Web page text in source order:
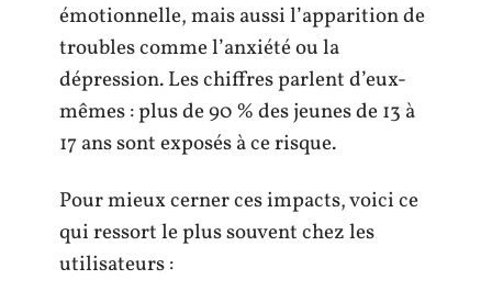
émotionnelle, mais aussi l’apparition de
troubles comme l’anxiété ou la
dépression. Les chiffres parlent d’eux-
mêmes : plus de 90 % des jeunes de 13 à
17 ans sont exposés à ce risque.
Pour mieux cerner ces impacts, voici ce
qui ressort le plus souvent chez les
utilisateurs :